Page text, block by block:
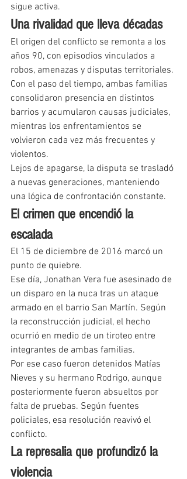
sigue activa.
Una rivalidad que lleva décadas
El origen del conflicto se remonta a los
años 90, con episodios vinculados a
robos, amenazas y disputas territoriales.
Con el paso del tiempo, ambas familias
consolidaron presencia en distintos
barrios y acumularon causas judiciales,
mientras los enfrentamientos se
volvieron cada vez más frecuentes y
violentos.
Lejos de apagarse, la disputa se trasladó
a nuevas generaciones, manteniendo
una lógica de confrontación constante.
El crimen que encendió la
escalada
El 15 de diciembre de 2016 marcó un
punto de quiebre.
Ese día, Jonathan Vera fue asesinado de
un disparo en la nuca tras un ataque
armado en el barrio San Martín. Según
la reconstrucción judicial, el hecho
ocurrió en medio de un tiroteo entre
integrantes de ambas familias.
Por ese caso fueron detenidos Matías
Nieves y su hermano Rodrigo, aunque
posteriormente fueron absueltos por
falta de pruebas. Según fuentes
policiales, esa resolución reavivó el
conflicto.
La represalia que profundizó la
violencia